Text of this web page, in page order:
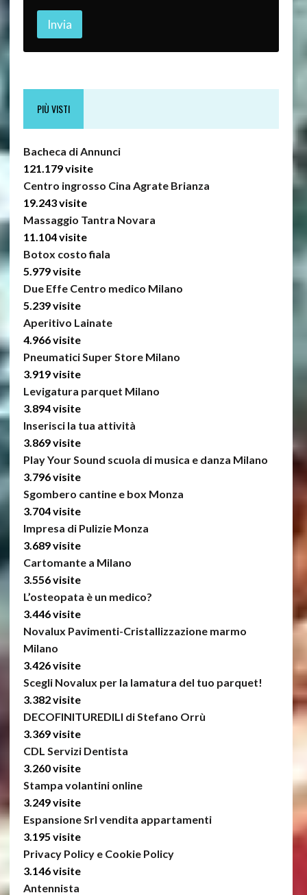
i
Invia
PIÙ VISTI
Bacheca di Annunci
121.179 visite
Centro ingrosso Cina Agrate Brianza
19.243 visite
Massaggio Tantra Novara
11.104 visite
Botox costo fiala
5.979 visite
Due Effe Centro medico Milano
5.239 visite
Aperitivo Lainate
4.966 visite
Pneumatici Super Store Milano
3.919 visite
Levigatura parquet Milano
3.894 visite
Inserisci la tua attività
3.869 visite
Play Your Sound scuola di musica e danza Milano
3.796 visite
Sgombero cantine e box Monza
3.704 visite
Impresa di Pulizie Monza
3.689 visite
Cartomante a Milano
3.556 visite
L’osteopata è un medico?
3.446 visite
Novalux Pavimenti-Cristallizzazione marmo
Milano
3.426 visite
Scegli Novalux per la lamatura del tuo parquet!
3.382 visite
DECOFINITUREDILI di Stefano Orrù
3.369 visite
CDL Servizi Dentista
3.260 visite
Stampa volantini online
3.249 visite
Espansione Srl vendita appartamenti
3.195 visite
Privacy Policy e Cookie Policy
3.146 visite
Antennista